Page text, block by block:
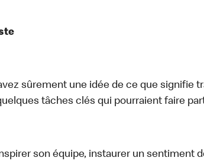
sûrement une idée de ce que signifie
tâches clés qui pourraient faire
son équipe, instaurer un sentiment